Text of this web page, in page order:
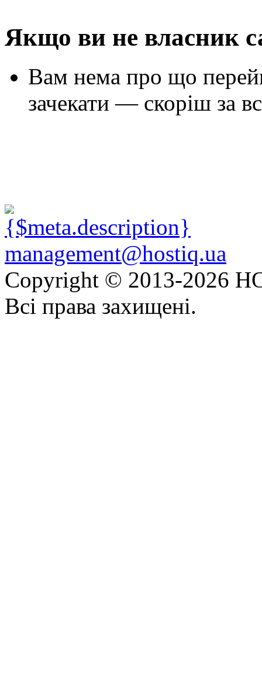
Якщо ви не власник
Вам нема про що
зачекати — скоріш за
management@hostiq.ua
Copyright © 2013-2026
Всі права захищені.